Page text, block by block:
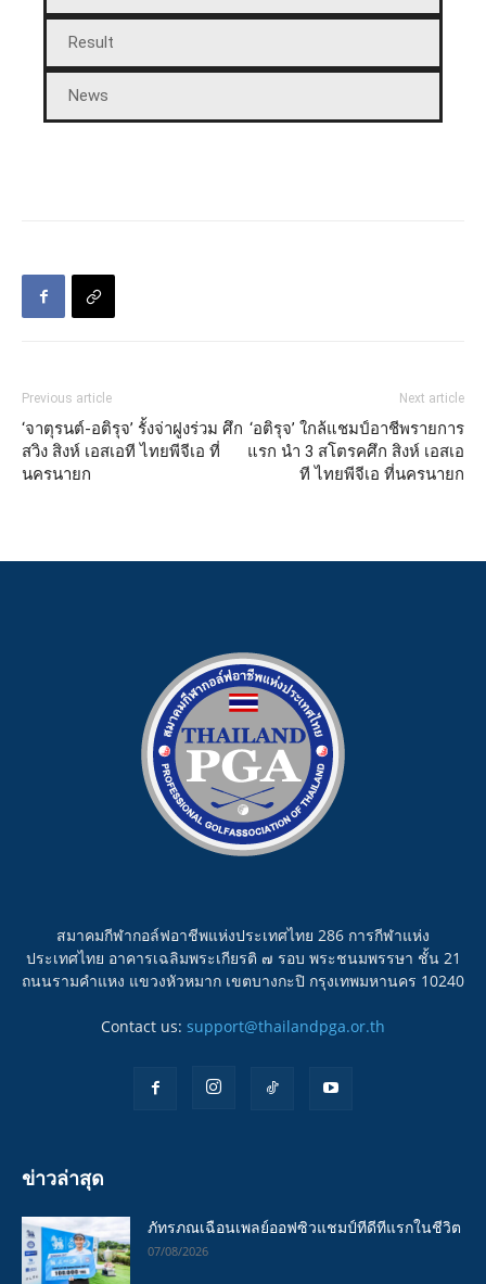
Result
News
Previous article
‘จาตุรนต์-อติรุจ’ รั้งจ่าฝูงร่วม ศึก
สวิง สิงห์ เอสเอที ไทยพีจีเอ ที่
นครนายก
Next article
‘อติรุจ’ ใกล้แชมป์อาชีพรายการ
แรก นำ 3 สโตรคศึก สิงห์ เอสเอ
ที ไทยพีจีเอ ที่นครนายก
สมาคมกีฬากอล์ฟอาชีพแห่งประเทศไทย 286 การกีฬาแห่ง
ประเทศไทย อาคารเฉลิมพระเกียรติ ๗ รอบ พระชนมพรรษา ชั้น 21
ถนนรามคำแหง แขวงหัวหมาก เขตบางกะปิ กรุงเทพมหานคร 10240
Contact us: support@thailandpga.or.th
ข่าวล่าสุด
ภัทรภณเฉือนเพลย์ออฟซิวแชมป์ทีดีทีแรกในชีวิต
07/08/2026